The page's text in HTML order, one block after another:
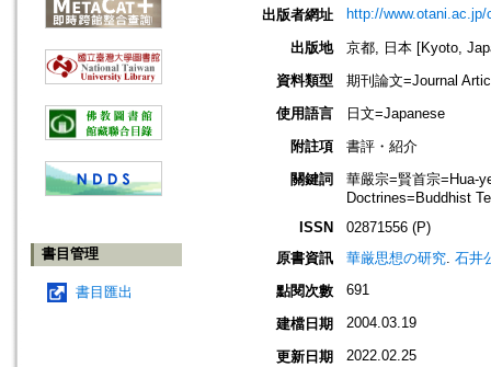
書目管理
書目匯出
出版者網址
http://
出版地
京都, 日本 [Kyoto,
資料類型
期刊論文=Journal
使用語言
日文=Japanese
附註項
書評・紹介
關鍵詞
華嚴宗=賢首宗=Hua-
Doctrines=Buddhist
ISSN
02871556 (P)
原書資訊
華厳思想の研究. 石井
點閱次數
691
建檔日期 2004.03.19
更新日期 2022.02.25